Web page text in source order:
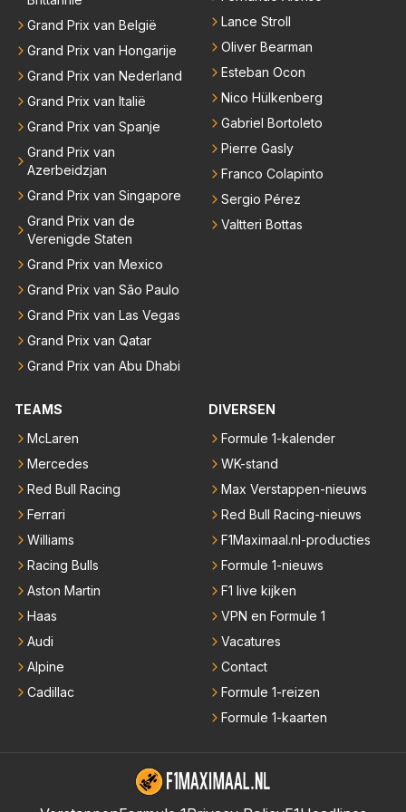
Grand Prix van België
Grand Prix van Hongarije
Grand Prix van Nederland
Grand Prix van Italië
Grand Prix van Spanje
Grand Prix van
Azerbeidzjan
Grand Prix van Singapore
Grand Prix van de
Verenigde Staten
Grand Prix van Mexico
Grand Prix van São Paulo
Grand Prix van Las Vegas
Grand Prix van Qatar
Grand Prix van Abu Dhabi
Lance Stroll
Oliver Bearman
Esteban Ocon
Nico Hülkenberg
Gabriel Bortoleto
Pierre Gasly
Franco Colapinto
Sergio Pérez
Valtteri Bottas
TEAMS
McLaren
Mercedes
Red Bull Racing
Ferrari
Williams
Racing Bulls
Aston Martin
Haas
Audi
Alpine
Cadillac
DIVERSEN
Formule 1-kalender
WK-stand
Max Verstappen-nieuws
Red Bull Racing-nieuws
F1Maximaal.nl-producties
Formule 1-nieuws
F1 live kijken
VPN en Formule 1
Vacatures
Contact
Formule 1-reizen
Formule 1-kaarten